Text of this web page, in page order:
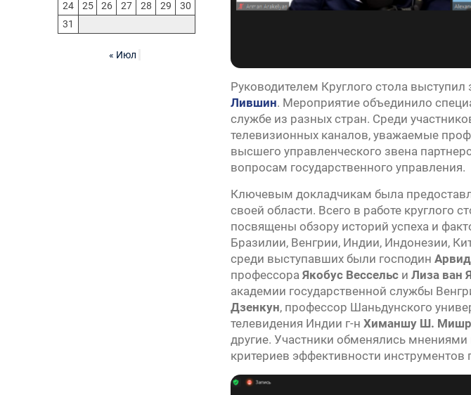
Руководителем Круглого стола
Лившин. Мероприятие объединило
службе из разных стран. Среди
телевизионных каналов, уважаемые
высшего управленческого звена
вопросам государственного управления.
Ключевым докладчикам была
своей области. Всего в работе круглого
посвящены обзору историй успеха и
Бразилии, Венгрии, Индии, Индонезии,
среди выступавших были господин
профессора Якобус Вессельс и Лиза ван
академии государственной службы
Дзенкун, профессор Шаньдунского
телевидения Индии г-н Химаншу Ш.
другие. Участники обменялись
критериев эффективности инструментов
24 25 26 27 28 29
30
31
« Июл